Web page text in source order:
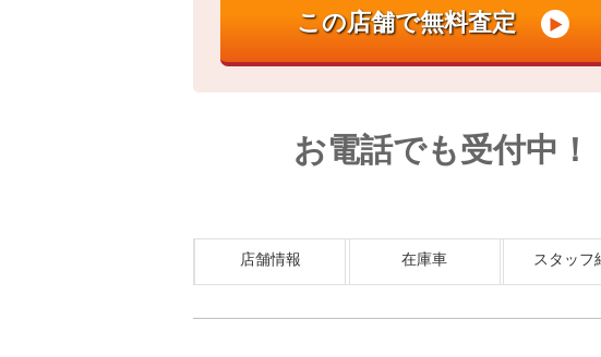
お電話でも受付中！
店舗情報 在庫車 スタッフ